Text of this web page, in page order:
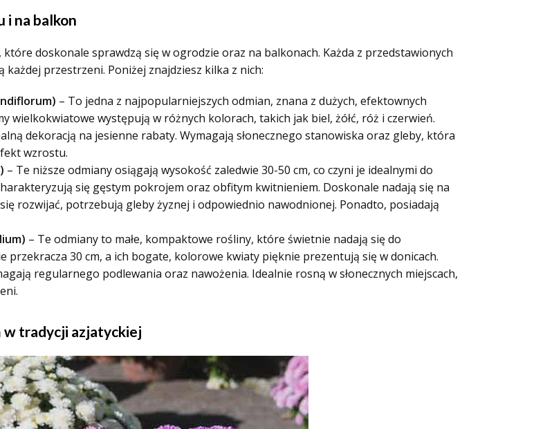
i na balkon
doskonale sprawdzą się w ogrodzie oraz na balkonach. Każda z przedstawionych
przestrzeni. Poniżej znajdziesz kilka z nich:
– To jedna z najpopularniejszych odmian, znana z dużych, efektownych
wielkokwiatowe występują w różnych kolorach, takich jak biel, żółć, róż i czerwień.
dekoracją na jesienne rabaty. Wymagają słonecznego stanowiska oraz gleby, która
wzrostu.
– Te niższe odmiany osiągają wysokość zaledwie 30-50 cm, co czyni je idealnymi do
się gęstym pokrojem oraz obfitym kwitnieniem. Doskonale nadają się na
rozwijać, potrzebują gleby żyznej i odpowiednio nawodnionej. Ponadto, posiadają
– Te odmiany to małe, kompaktowe rośliny, które świetnie nadają się do
30 cm, a ich bogate, kolorowe kwiaty pięknie prezentują się w donicach.
regularnego podlewania oraz nawożenia. Idealnie rosną w słonecznych miejscach,
w tradycji azjatyckiej